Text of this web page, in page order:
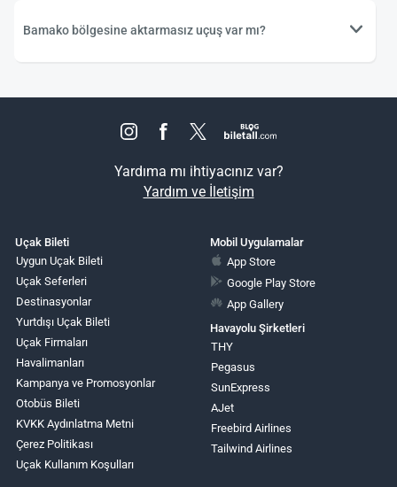
Bamako bölgesine aktarmasız uçuş var mı?
Yardıma mı ihtiyacınız var?
Yardım ve İletişim
Uçak Bileti
Uygun Uçak Bileti
Uçak Seferleri
Destinasyonlar
Yurtdışı Uçak Bileti
Uçak Firmaları
Havalimanları
Kampanya ve Promosyonlar
Otobüs Bileti
KVKK Aydınlatma Metni
Çerez Politikası
Uçak Kullanım Koşulları
Mobil Uygulamalar
App Store
Google Play Store
App Gallery
Havayolu Şirketleri
THY
Pegasus
SunExpress
AJet
Freebird Airlines
Tailwind Airlines